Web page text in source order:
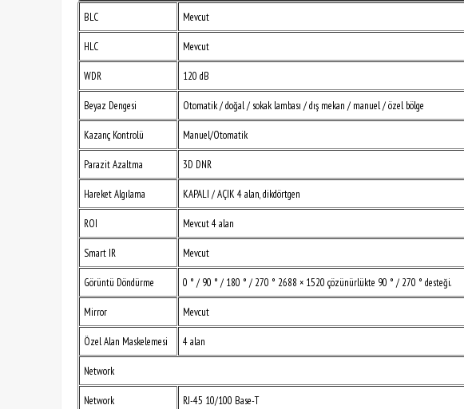
BLC Mevcut
HLC Mevcut
WDR 120 dB
Beyaz Dengesi Otomatik / doğal / sokak lambası / dış mekan / manuel / özel bölge
Kazanç Kontrolü Manuel/Otomatik
Parazit Azaltma 3D DNR
Hareket Algılama KAPALI / AÇIK 4 alan, dikdörtgen
ROI Mevcut 4 alan
Smart IR Mevcut
Görüntü Döndürme 0 ° / 90 ° / 180 ° / 270 ° 2688 × 1520 çözünürlükte 90 ° / 270 ° desteği.
Mirror Mevcut
Özel Alan Maskelemesi 4 alan
Network
Network RJ-45 10/100 Base-T